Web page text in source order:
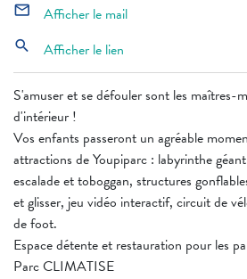
S'amuser et se défouler sont les maîtres-
d'intérieur !
Vos enfants passeront un agréable
attractions de Youpiparc : labyrinthe
escalade et toboggan, structures
et glisser, jeu vidéo interactif, circuit de
de foot.
Espace détente et restauration pour les
Parc CLIMATISE
mail_outline Afficher le mail
search Afficher le lien